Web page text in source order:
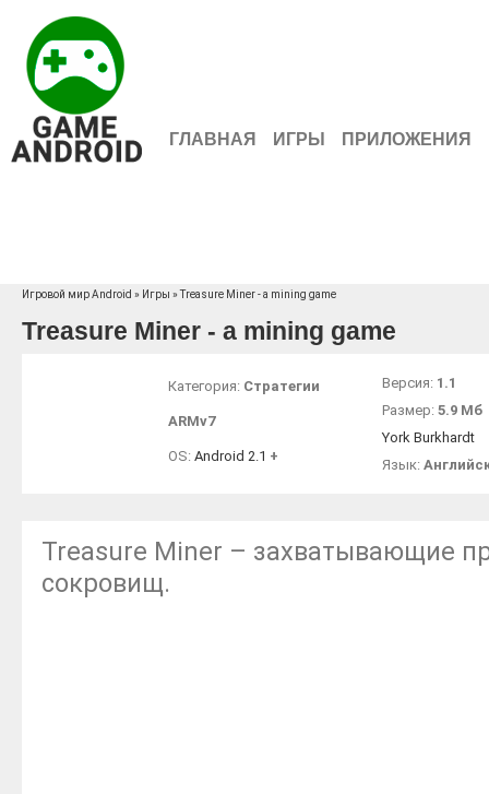
ГЛАВНАЯ ИГРЫ ПРИЛОЖЕНИЯ
Игровой мир Android » Игры » Treasure Miner - a mining game
Treasure Miner - a mining game
Категория: Стратегии
ARMv7
OS: Android 2.1 +
Версия: 1.1
Размер: 5.9 Мб
York Burkhardt
Язык:
Treasure Miner – захватывающие
сокровищ.